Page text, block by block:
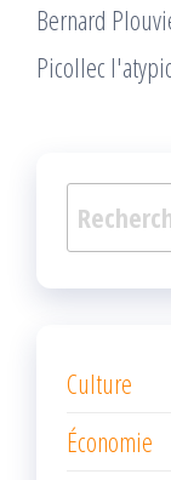
Bernard
Picollec
Culture
Économie